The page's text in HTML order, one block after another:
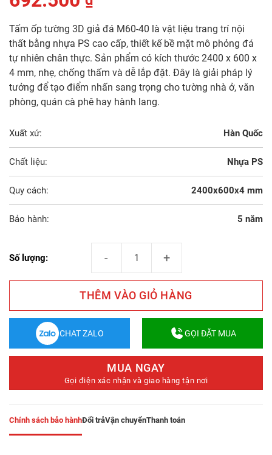
Tấm ốp tường 3D giả đá M60-40 là vật liệu trang trí nội
thất bằng nhựa PS cao cấp, thiết kế bề mặt mô phỏng đá
tự nhiên chân thực. Sản phẩm có kích thước 2400 x 600 x
4 mm, nhẹ, chống thấm và dễ lắp đặt. Đây là giải pháp lý
tưởng để tạo điểm nhấn sang trọng cho tường nhà ở, văn
phòng, quán cà phê hay hành lang.
Xuất xứ: Hàn Quốc
Chất liệu: Nhựa PS
Quy cách: 2400x600x4 mm
Bảo hành: 5 năm
Số lượng:
THÊM VÀO GIỎ HÀNG
CHAT ZALO GỌI ĐẶT MUA
MUA NGAY
Gọi điện xác nhận và giao hàng tận nơi
Chính sách bảo hànhĐổi trảVận chuyểnThanh toán